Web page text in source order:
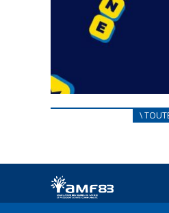
CARNET D’ACCUEIL
Afin d’accompagner au
FEUILLETER
\